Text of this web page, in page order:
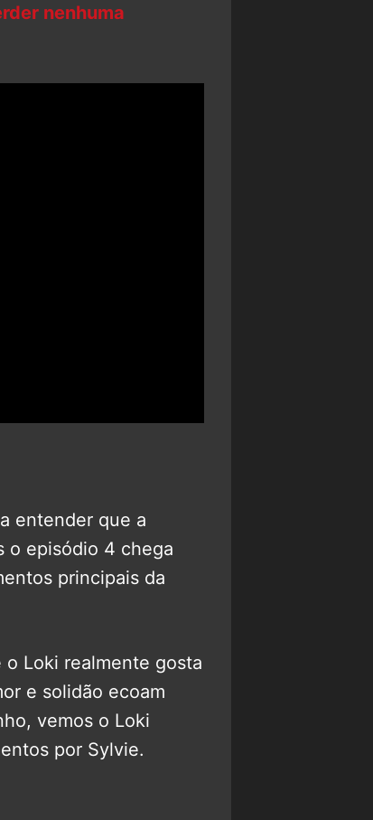
nenhuma
entender que a
o episódio 4 chega
principais da
Loki realmente gosta
e solidão ecoam
vemos o Loki
por Sylvie.